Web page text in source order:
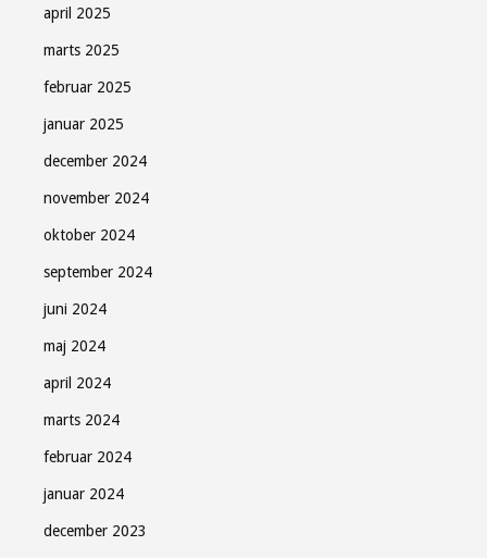
april 2025
marts 2025
februar 2025
januar 2025
december 2024
november 2024
oktober 2024
september 2024
juni 2024
maj 2024
april 2024
marts 2024
februar 2024
januar 2024
december 2023